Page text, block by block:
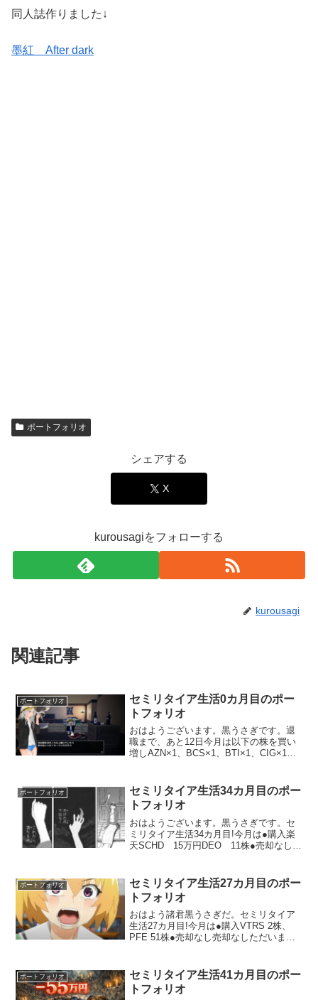
同人誌作りました↓
墨紅 After dark
ポートフォリオ
シェアする
X
kurousagiをフォローする
kurousagi
関連記事
ポートフォリオ
セミリタイア生活0カ月目のポー
トフォリオ
おはようございます。黒うさぎです。退
職まで、あと12日今月は以下の株を買い
増しAZN×1、BCS×1、BTI×1、CIG×1、
×100、ワコム×1...
ポートフォリオ
セミリタイア生活34カ月目のポー
トフォリオ
おはようございます。黒うさぎです。セ
ミリタイア生活34カ月目!今月は●購入楽
天SCHD 15万円DEO 11株●売却なし自
の配当金合計UL22171.98＄4389...
ポートフォリオ
セミリタイア生活27カ月目のポー
トフォリオ
おはよう諸君黒うさぎだ。セミリタイア
生活27カ月目!今月は●購入VTRS 2株、
PFE 51株●売却なし売却なしただいま🍩
UL22171.87＄4145.79＄KHC2321.6...
ポートフォリオ
セミリタイア生活41カ月目のポー
トフォリオ